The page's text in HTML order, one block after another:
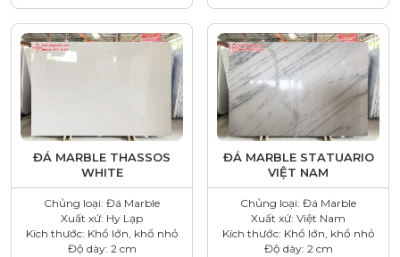
ĐÁ MARBLE THASSOS
WHITE
Chủng loại: Đá Marble
Xuất xứ: Hy Lạp
Kích thước: Khổ lớn, khổ nhỏ
Độ dày: 2 cm
ĐÁ MARBLE STATUARIO
VIỆT NAM
Chủng loại: Đá Marble
Xuất xứ: Việt Nam
Kích thước: Khổ lớn, khổ nhỏ
Độ dày: 2 cm